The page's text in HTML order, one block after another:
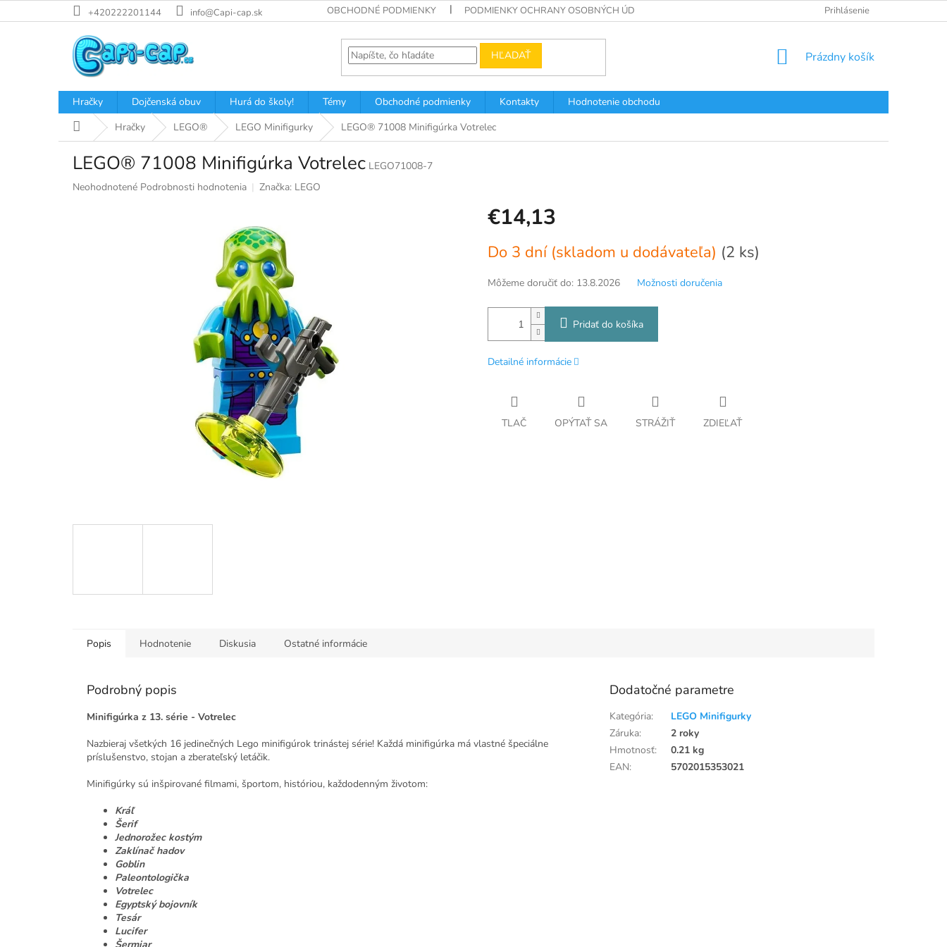
na
+420222201144 info@Capi-cap.sk OBCHODNÉ PODMIENKY PODMIENKY OCHRANY OSOBNÝCH ÚDAJOV Prihlásenie
HĽADAŤ
NÁKUPNÝ
Prázdny košík
Hračky Dojčenská obuv Hurá do školy! Témy Obchodné podmienky Kontakty
Hodnotenie obchodu
DomovHračky LEGO® LEGO Minifigurky LEGO® 71008 Minifigúrka Votrelec
LEGO® 71008 Minifigúrka Votrelec LEGO71008-7
Priemerné
Neohodnotené Podrobnosti hodnotenia Značka: LEGO
€14,13
cena:
Do 3 dní (skladom u dodávateľa) (2 ks)
Môžeme doručiť do: 13.8.2026 Možnosti doručenia
Pridať do košíka
Detailné informácie
TLAČ OPÝTAŤ SA STRÁŽIŤ ZDIEĽAŤ
Popis Hodnotenie Diskusia Ostatné informácie
Podrobný popis
Minifigúrka z 13. série - Votrelec
Nazbieraj všetkých 16 jedinečných Lego minifigúrok trinástej série! Každá minifigúrka má vlastné špeciálne
príslušenstvo, stojan a zberateľský letáčik.
Minifigúrky sú inšpirované filmami, športom, históriou, každodenným životom:
Kráľ
Šerif
Jednorožec kostým
Zaklínač hadov
Goblin
Paleontologička
Votrelec
Egyptský bojovník
Tesár
Lucifer
Dodatočné parametre
Kategória:
LEGO Minifigurky
Záruka:
2 roky
Hmotnosť:
0.21 kg
EAN: 5702015353021